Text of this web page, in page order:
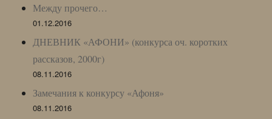
Между прочего…
01.12.2016
ДНЕВНИК «АФОНИ» (конкурса оч. коротких
рассказов, 2000г)
08.11.2016
Замечания к конкурсу «Афоня»
08.11.2016